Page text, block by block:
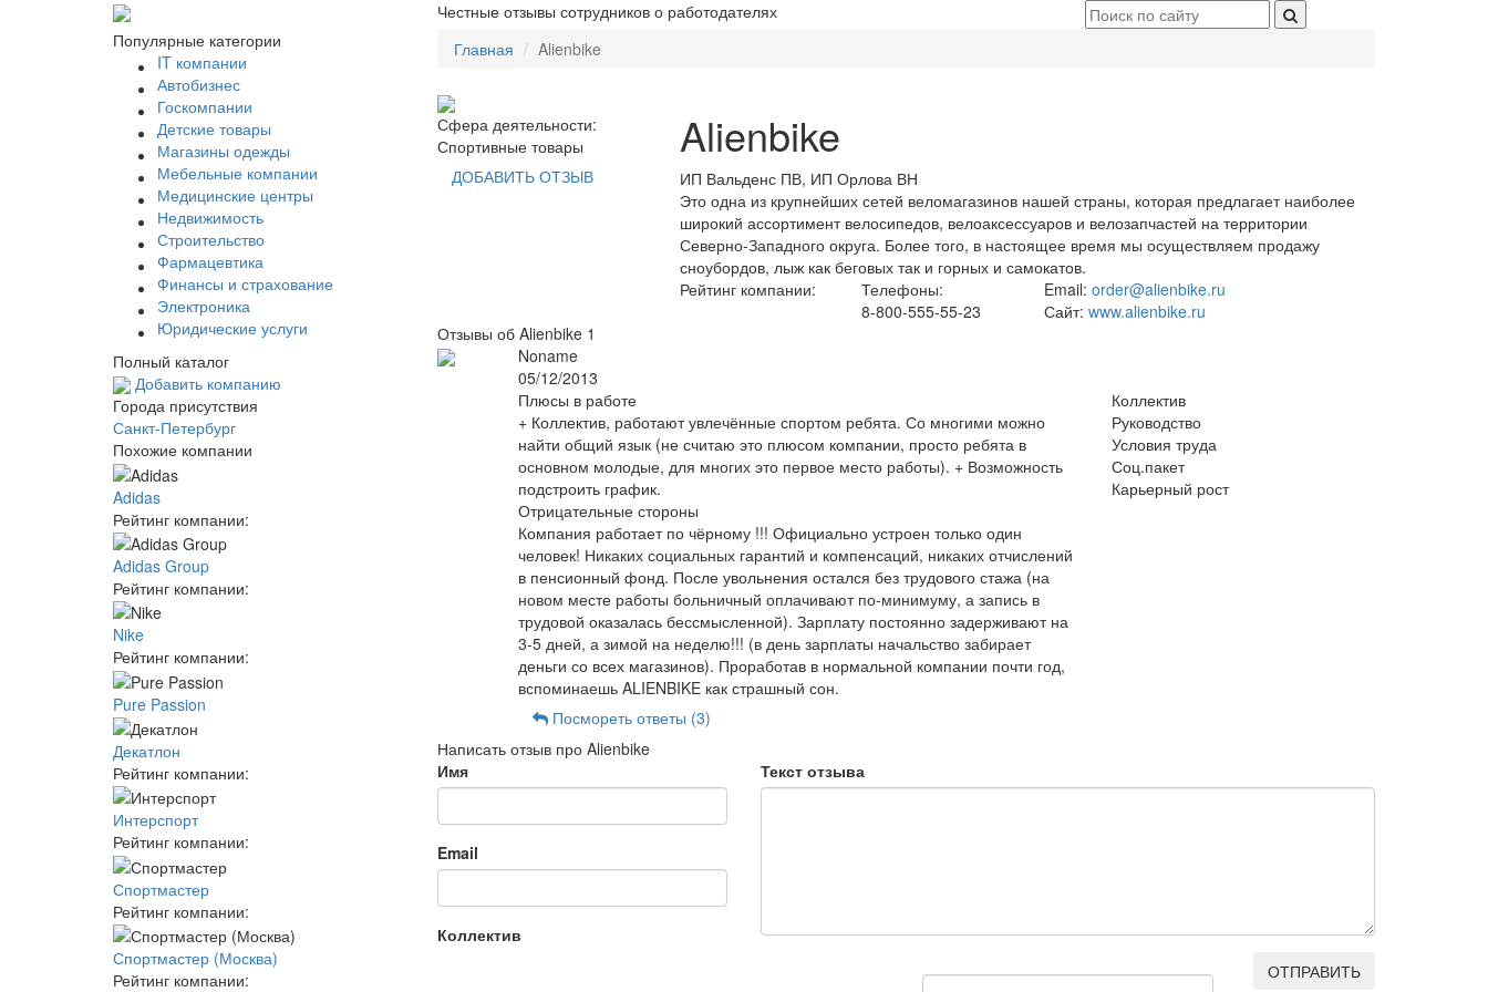
Честные отзывы сотрудников о работодателях
Популярные категории
IT компании
Автобизнес
Госкомпании
Детские товары
Магазины одежды
Мебельные компании
Медицинские центры
Недвижимость
Строительство
Фармацевтика
Финансы и страхование
Электроника
Юридические услуги
Полный каталог
Добавить компанию
Города присутствия
Санкт-Петербург
Похожие компании
Adidas
Рейтинг компании:
Adidas Group
Рейтинг компании:
Nike
Рейтинг компании:
Pure Passion
Декатлон
Рейтинг компании:
Интерспорт
Рейтинг компании:
Спортмастер
Рейтинг компании:
Спортмастер (Москва)
Рейтинг компании:
Главная Alienbike
Сфера деятельности:
Спортивные товары
ДОБАВИТЬ ОТЗЫВ
Alienbike
ИП Вальденс ПВ, ИП Орлова ВН
Это одна из крупнейших сетей веломагазинов нашей страны, которая предлагает наиболее
широкий ассортимент велосипедов, велоаксессуаров и велозапчастей на территории
Северно-Западного округа. Более того, в настоящее время мы осуществляем продажу
сноубордов, лыж как беговых так и горных и самокатов.
Рейтинг компании:
Телефоны:
8-800-555-55-23
Email: order@alienbike.ru
Сайт: www.alienbike.ru
Отзывы об Alienbike 1
Noname
05/12/2013
Плюсы в работе
+ Коллектив, работают увлечённые спортом ребята. Со многими можно
найти общий язык (не считаю это плюсом компании, просто ребята в
основном молодые, для многих это первое место работы). + Возможность
подстроить график.
Отрицательные стороны
Компания работает по чёрному !!! Официально устроен только один
человек! Никаких социальных гарантий и компенсаций, никаких отчислений
в пенсионный фонд. После увольнения остался без трудового стажа (на
новом месте работы больничный оплачивают по-минимуму, а запись в
трудовой оказалась бессмысленной). Зарплату постоянно задерживают на
3-5 дней, а зимой на неделю!!! (в день зарплаты начальство забирает
деньги со всех магазинов). Проработав в нормальной компании почти год,
вспоминаешь ALIENBIKE как страшный сон.
Коллектив
Руководство
Условия труда
Соц.пакет
Карьерный рост
Посмореть ответы (3)
Написать отзыв про Alienbike
Имя
Email
Коллектив
Текст отзыва
ОТПРАВИТЬ